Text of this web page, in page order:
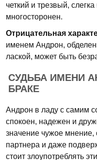
четкий и трезвый,
многосторонен.
Отрицательная
именем Андрон,
лаской, может быть
СУДЬБА ИМЕНИ
БРАКЕ
Андрон в ладу с самим
спокоен, надежен и
значение чужое мнение,
партнера и даже
стоит злоупотреблять